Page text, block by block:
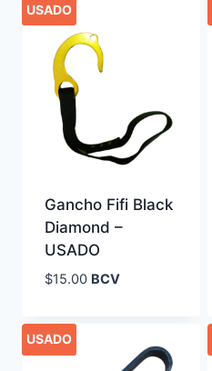
USADO
Gancho Fifi Black
Diamond –
USADO
$15.00 BCV
USADO